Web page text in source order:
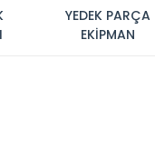
YEDEK PARÇA
EKİPMAN